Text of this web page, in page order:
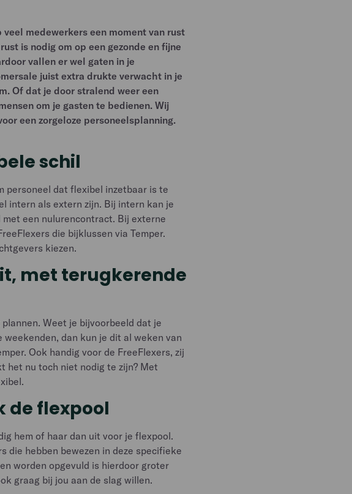
medewerkers een moment van rust
is nodig om op een gezonde en fijne
vallen er wel gaten in je
juist extra drukte verwacht in je
Of dat je door stralend weer een
om je gasten te bedienen. Wij
een zorgeloze personeelsplanning.
schil
personeel dat flexibel inzetbaar is te
intern als extern zijn. Bij intern kan je
een nulurencontract. Bij externe
die bijklussen via Temper.
kiezen.
met terugkerende
Weet je bijvoorbeeld dat je
dan kun je dit al weken van
Ook handig voor de FreeFlexers, zij
het nu toch niet nodig te zijn? Met
de flexpool
hem of haar dan uit voor je flexpool.
die hebben bewezen in deze specifieke
worden opgevuld is hierdoor groter
graag bij jou aan de slag willen.